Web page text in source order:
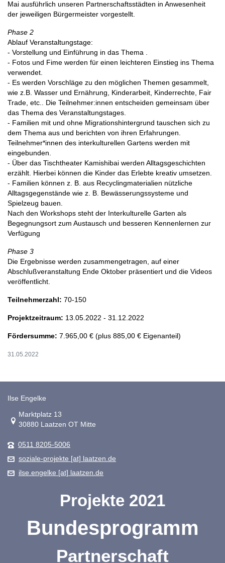
Mai ausführlich unseren Partnerschaftsstädten in Anwesenheit
der jeweiligen Bürgermeister vorgestellt.
Phase 2
Ablauf Veranstaltungstage:
- Vorstellung und Einführung in das Thema .
- Fotos und Fime werden für einen leichteren Einstieg ins Thema
verwendet.
- Es werden Vorschläge zu den möglichen Themen gesammelt,
wie z.B. Wasser und Ernährung, Kinderarbeit, Kinderrechte, Fair
Trade, etc.. Die Teilnehmer:innen entscheiden gemeinsam über
das Thema des Veranstaltungstages.
- Familien mit und ohne Migrationshintergrund tauschen sich zu
dem Thema aus und berichten von ihren Erfahrungen.
Teilnehmer*innen des interkulturellen Gartens werden mit
eingebunden.
- Über das Tischtheater Kamishibai werden Alltagsgeschichten
erzählt. Hierbei können die Kinder das Erlebte kreativ umsetzen.
- Familien können z. B. aus Recyclingmaterialien nützliche
Alltagsgegenstände wie z. B. Bewässerungssysteme und
Spielzeug bauen.
Nach den Workshops steht der Interkulturelle Garten als
Begegnungsort zum Austausch und besseren Kennenlernen zur
Verfügung
Phase 3
Die Ergebnisse werden zusammengetragen, auf einer
Abschlußveranstaltung Ende Oktober präsentiert und die Videos
veröffentlicht.
Teilnehmerzahl: 70-150
Projektzeitraum: 13.05.2022 - 31.12.2022
Fördersumme: 7.965,00 € (plus 885,00 € Eigenanteil)
31.05.2022
Ilse Engelke
Link zur Google-Maps Navigation
Marktplatz 13
30880 Laatzen OT Mitte
0511 8205-5006
soziale-projekte [at] laatzen.de
ilse.engelke [at] laatzen.de
Projekte 2021
Bundesprogramm
Partnerschaft